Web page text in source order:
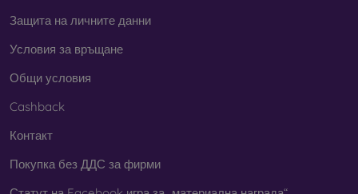
Защита на личните данни
Условия за връщане
Общи условия
Cashback
Контакт
Покупка без ДДС за фирми